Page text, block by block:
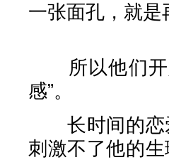
一张面孔，就是
所以他们开
感”。
长时间的恋
刺激不了他的